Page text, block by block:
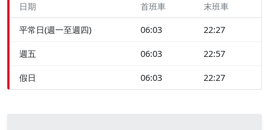
日期 首班車 末班車
平常日(週一至週四) 06:03 22:27
週五 06:03 22:57
假日 06:03 22:27